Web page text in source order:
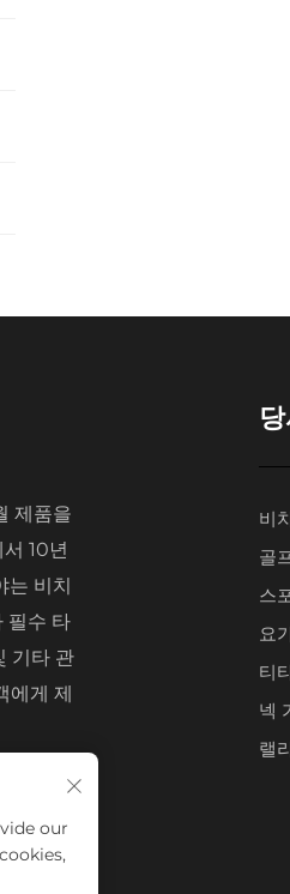
제품을
10년
는 비치
필수 타
기타 관
에게 제
비
골
스
요
티
넥
랠
our